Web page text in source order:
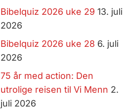
Bibelquiz 2026 uke 29 13. juli
2026
Bibelquiz 2026 uke 28 6. juli
2026
75 år med action: Den
utrolige reisen til Vi Menn 2.
juli 2026